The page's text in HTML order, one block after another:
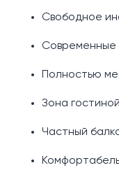
Свободное
Современные
Полностью
Зона
Частный